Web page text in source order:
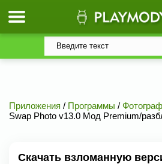
Приложения / Программы /
Swap Photo v13.0 Мод Premium/
Скачать взломанную